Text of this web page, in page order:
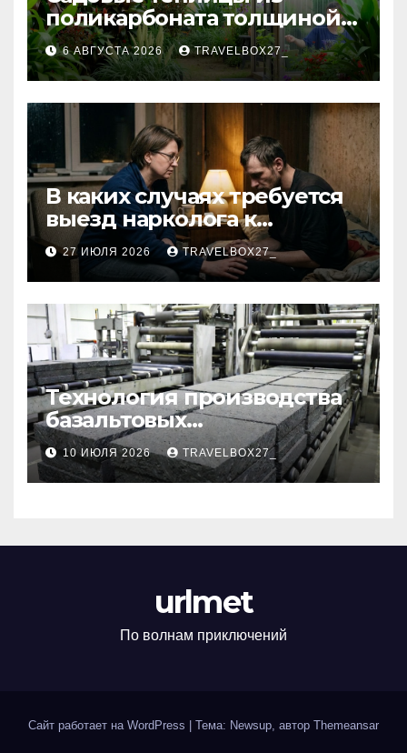
поликарбоната толщиной 4
и 6 мм
6 АВГУСТА 2026 TRAVELBOX27_
В каких случаях требуется
выезд нарколога к
пациенту
27 ИЮЛЯ 2026 TRAVELBOX27_
Технология производства
базальтовых
теплоизоляционных плит
по ГОСТ
10 ИЮЛЯ 2026 TRAVELBOX27_
urlmet
По волнам приключений
Сайт работает на WordPress | Тема: Newsup, автор Themeansar